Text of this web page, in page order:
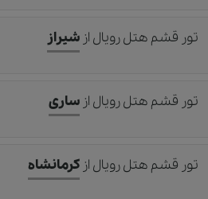
تور قشم هتل رویال از شیراز
تور قشم هتل رویال از ساری
تور قشم هتل رویال از کرمانشاه